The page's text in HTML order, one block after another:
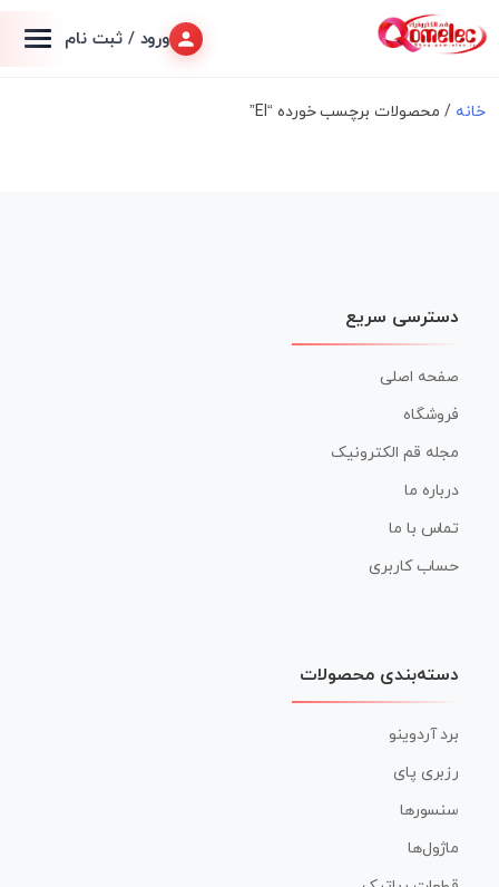
ورود / ثبت نام
خانه / محصولات برچسب خورده “EI”
دسترسی سریع
صفحه اصلی
فروشگاه
مجله قم الکترونیک
درباره ما
تماس با ما
حساب کاربری
دسته‌بندی محصولات
برد آردوینو
رزبری پای
سنسورها
ماژول‌ها